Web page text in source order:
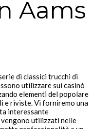
Aams
di classici trucchi di
utilizzare sui casinò
elementi del popolare
e riviste. Vi forniremo una
interessante
utilizzati nelle